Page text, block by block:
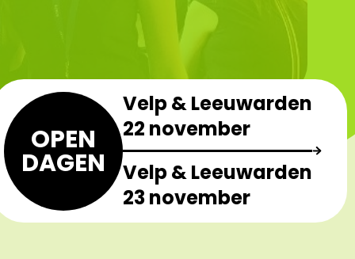
OPEN
DAGEN
Velp & Leeuwarden
22 november
Velp & Leeuwarden
23 november